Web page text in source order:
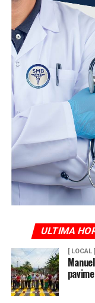
ULTIMA
[ LOCAL ]